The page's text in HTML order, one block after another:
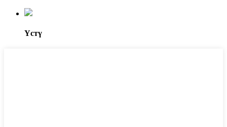
Үстү